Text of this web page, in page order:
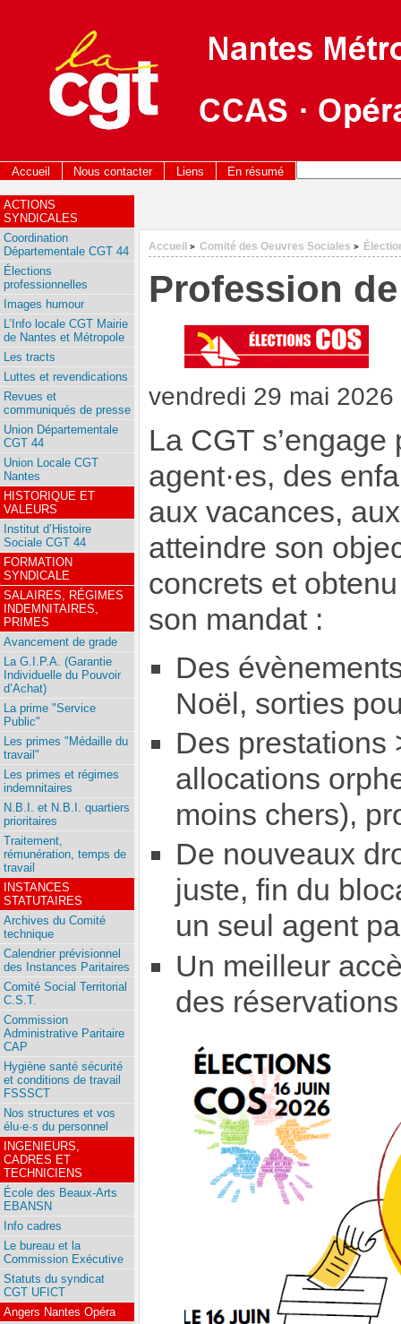
Accueil Nous contacter Liens En résumé
Accueil > Comité des Oeuvres Sociales >
Profession
vendredi 29 mai 2026
La CGT
agent·es, des
aux vacances,
atteindre son
concrets et
son mandat :
Des
Noël, sorties
Des prestations
allocations
moins chers),
De nouveaux
juste, fin du
un seul agent
Un meilleur
des réservations
ACTIONS
SYNDICALES
Coordination
Départementale CGT 44
Élections
professionnelles
Images humour
L’Info locale CGT Mairie
de Nantes et Métropole
Les tracts
Luttes et revendications
Revues et
communiqués de presse
Union Départementale
CGT 44
Union Locale CGT
Nantes
HISTORIQUE ET
VALEURS
Institut d’Histoire
Sociale CGT 44
FORMATION
SYNDICALE
SALAIRES, RÉGIMES
INDEMNITAIRES,
PRIMES
Avancement de grade
La G.I.P.A. (Garantie
Individuelle du Pouvoir
d’Achat)
La prime "Service
Public"
Les primes "Médaille du
travail"
Les primes et régimes
indemnitaires
N.B.I. et N.B.I. quartiers
prioritaires
Traitement,
rémunération, temps de
travail
INSTANCES
STATUTAIRES
Archives du Comité
technique
Calendrier prévisionnel
des Instances Paritaires
Comité Social Territorial
C.S.T.
Commission
Administrative Paritaire
CAP
Hygiène santé sécurité
et conditions de travail
FSSSCT
Nos structures et vos
élu·e·s du personnel
INGENIEURS,
CADRES ET
TECHNICIENS
École des Beaux-Arts
EBANSN
Info cadres
Le bureau et la
Commission Exécutive
Statuts du syndicat
CGT UFICT
Angers Nantes Opéra